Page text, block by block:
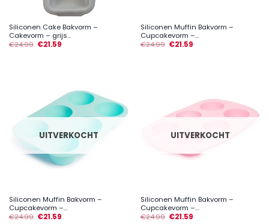
Siliconen Cake Bakvorm –
Cakevorm – grijs...
€24.99 €21.59
Siliconen Muffin Bakvorm –
Cupcakevorm –...
€24.99 €21.59
UITVERKOCHT
Siliconen Muffin Bakvorm –
Cupcakevorm –...
€24.99 €21.59
UITVERKOCHT
Siliconen Muffin Bakvorm –
Cupcakevorm –...
€24.99 €21.59